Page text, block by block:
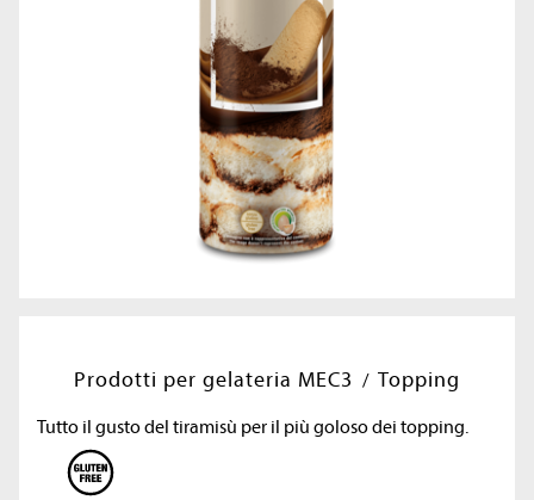
Prodotti per gelateria MEC3 Topping
Tutto il gusto del tiramisù per il più goloso dei topping.